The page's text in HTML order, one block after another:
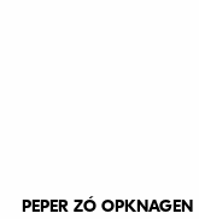
PEPER ZÓ OPKNAGEN